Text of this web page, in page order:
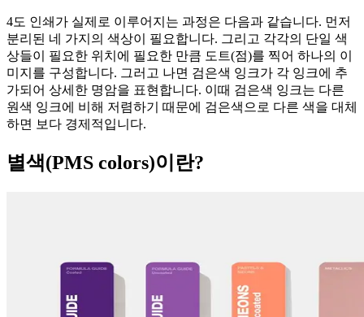
4도 인쇄가 실제로 이루어지는 과정은 다음과 같습니다. 먼저
분리된 네 가지의 색상이 필요합니다. 그리고 각각의 단일 색
상들이 필요한 위치에 필요한 만큼 도트(점)를 찍어 하나의 이
미지를 구성합니다. 그러고 나면 검은색 잉크가 각 잉크에 추
가되어 상세한 명암을 표현합니다. 이때 검은색 잉크는 다른
원색 잉크에 비해 저렴하기 때문에 검은색으로 다른 색을 대체
하면 보다 경제적입니다.
별색(PMS colors)이란?